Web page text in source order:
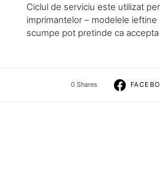
Ciclul de serviciu este utilizat
imprimantelor – modelele
scumpe pot pretinde ca
0 Shares